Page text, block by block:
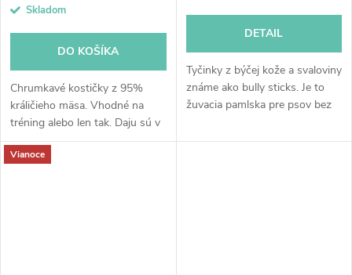
cena:Skladom
DO KOŠÍKA
Chrumkavé kostičky z 95%
králičieho mäsa. Vhodné na
tréning alebo len tak. Daju sú v
rukách zlomiť na ešte menšie
kúsky. Vhodné aj pri kŕmení
DETAIL
Tyčinky z býčej kože a svaloviny
známe ako bully sticks. Je to
žuvacia pamlska pre psov bez
12 cm. Bez nepríjemného...
Vianoce